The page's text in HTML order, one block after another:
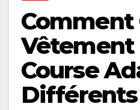
Comment
Vêtement
Course